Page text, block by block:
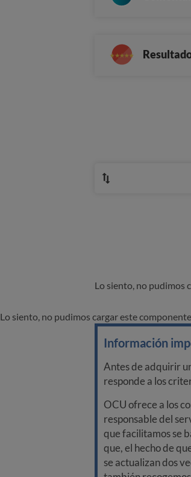
Lo siento, no pudimos
Lo siento, no pudimos cargar este
Información
Antes de adquirir
responde a los
OCU ofrece a los
responsable del
que facilitamos se
que, el hecho de
se actualizan dos